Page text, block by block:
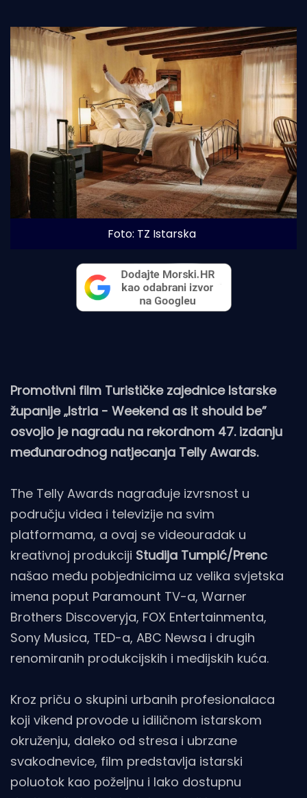
Foto: TZ Istarska
Promotivni film Turističke zajednice Istarske
županije „Istria - Weekend as it should be”
osvojio je nagradu na rekordnom 47. izdanju
međunarodnog natjecanja Telly Awards.
The Telly Awards nagrađuje izvrsnost u
području videa i televizije na svim
platformama, a ovaj se videouradak u
kreativnoj produkciji Studija Tumpić/Prenc
našao među pobjednicima uz velika svjetska
imena poput Paramount TV-a, Warner
Brothers Discoveryja, FOX Entertainmenta,
Sony Musica, TED-a, ABC Newsa i drugih
renomiranih produkcijskih i medijskih kuća.
Kroz priču o skupini urbanih profesionalaca
koji vikend provode u idiličnom istarskom
okruženju, daleko od stresa i ubrzane
svakodnevice, film predstavlja istarski
poluotok kao poželjnu i lako dostupnu